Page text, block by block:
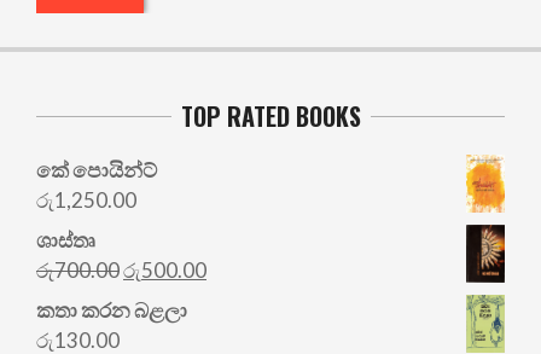
TOP RATED BOOKS
කේ පොයින්ට්
රු1,250.00
ශාස්තෘ
රු700.00Original
price
was:
රු500.00Current
කතා කරන බළලා
රු130.00